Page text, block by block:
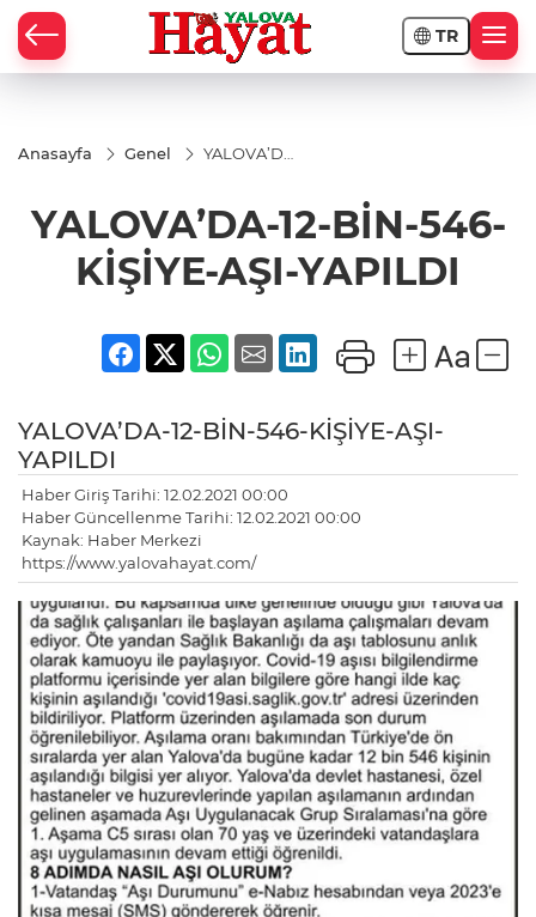
TR
Anasayfa Genel
YALOVA’DA-
YAPILDI
YALOVA’DA-12-BİN-546-
KİŞİYE-AŞI-YAPILDI
YALOVA’DA-12-BİN-546-KİŞİYE-AŞI-
YAPILDI
Haber Giriş Tarihi: 12.02.2021 00:00
Haber Güncellenme Tarihi: 12.02.2021 00:00
Kaynak: Haber Merkezi
https://www.yalovahayat.com/